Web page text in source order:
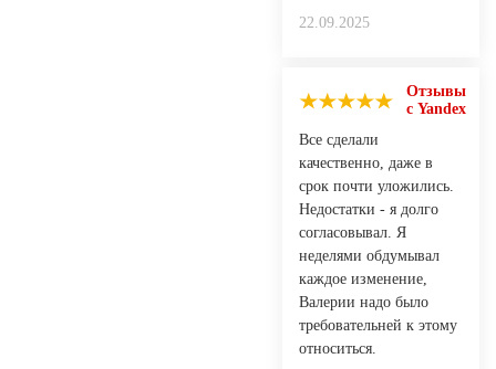
22.09.2025
Отзывы
с Yandex
Все сделали
качественно, даже в
срок почти уложились.
Недостатки - я долго
согласовывал. Я
неделями обдумывал
каждое изменение,
Валерии надо было
требовательней к этому
относиться.